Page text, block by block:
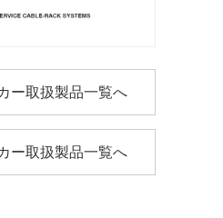
ー取扱製品一覧へ
ー取扱製品一覧へ